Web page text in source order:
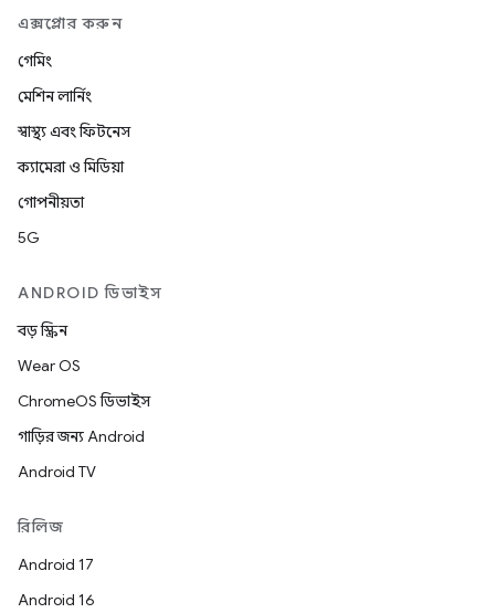
এক্সপ্লোর করুন
গেমিং
মেশিন লার্নিং
স্বাস্থ্য এবং ফিটনেস
ক্যামেরা ও মিডিয়া
গোপনীয়তা
5G
ANDROID ডিভাইস
বড় স্ক্রিন
Wear OS
ChromeOS ডিভাইস
গাড়ির জন্য Android
Android TV
রিলিজ
Android 17
Android 16